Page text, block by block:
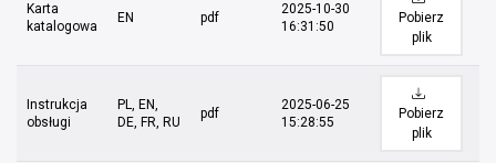
Karta
katalogowa
EN pdf
2025-10-30
16:31:50
Pobierz
plik
Instrukcja
obsługi
PL, EN,
DE, FR, RU
pdf
2025-06-25
15:28:55
Pobierz
plik